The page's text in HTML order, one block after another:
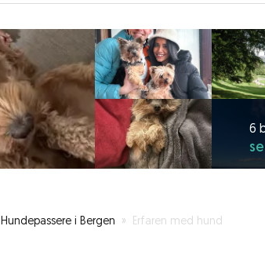
6
Hundepassere i Bergen » Erfaren med hund